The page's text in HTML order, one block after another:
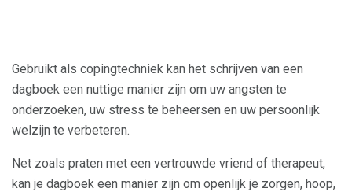
Gebruikt als copingtechniek kan het schrijven van een
dagboek een nuttige manier zijn om uw angsten te
onderzoeken, uw stress te beheersen en uw persoonlijk
welzijn te verbeteren.
Net zoals praten met een vertrouwde vriend of therapeut,
kan je dagboek een manier zijn om openlijk je zorgen, hoop,